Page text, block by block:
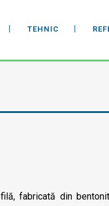
TEHNIC
fabricată din